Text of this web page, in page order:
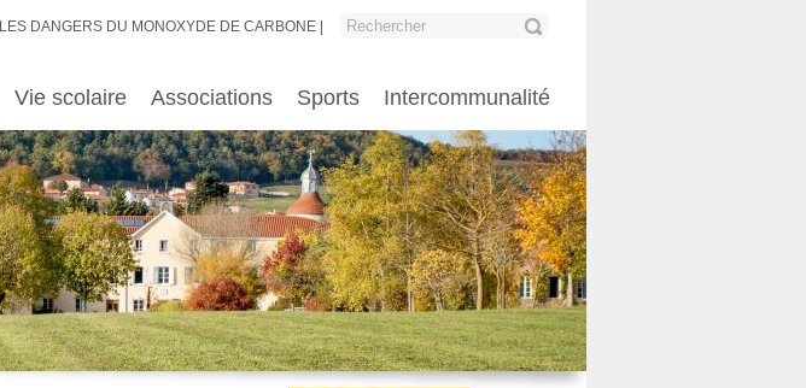
LES DANGERS DU MONOXYDE DE CARBONE
Vie scolaire Associations Sports Intercommunalité